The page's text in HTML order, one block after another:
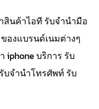
สินค้าไอที รับจำนำมือ
องแบรนด์เนมต่างๆ
iphone บริการ รับ
บจำนำโทรศัพท์ รับ